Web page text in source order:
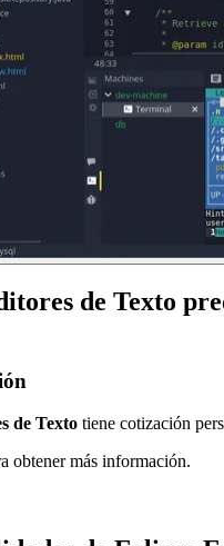
de Texto
de Texto tiene cotización
obtener más información.